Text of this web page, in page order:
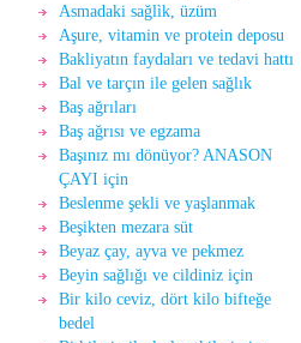
Asmadaki sağlìk, üzüm
Aşure, vitamin ve protein deposu
Bakliyatın faydaları ve tedavi hattı
Bal ve tarçın ile gelen sağlık
Baş ağrıları
Baş ağrısı ve egzama
Başınız mı dönüyor? ANASON
ÇAYI için
Beslenme şekli ve yaşlanmak
Beşikten mezara süt
Beyaz çay, ayva ve pekmez
Beyin sağlığı ve cildiniz için
Bir kilo ceviz, dört kilo bifteğe
bedel